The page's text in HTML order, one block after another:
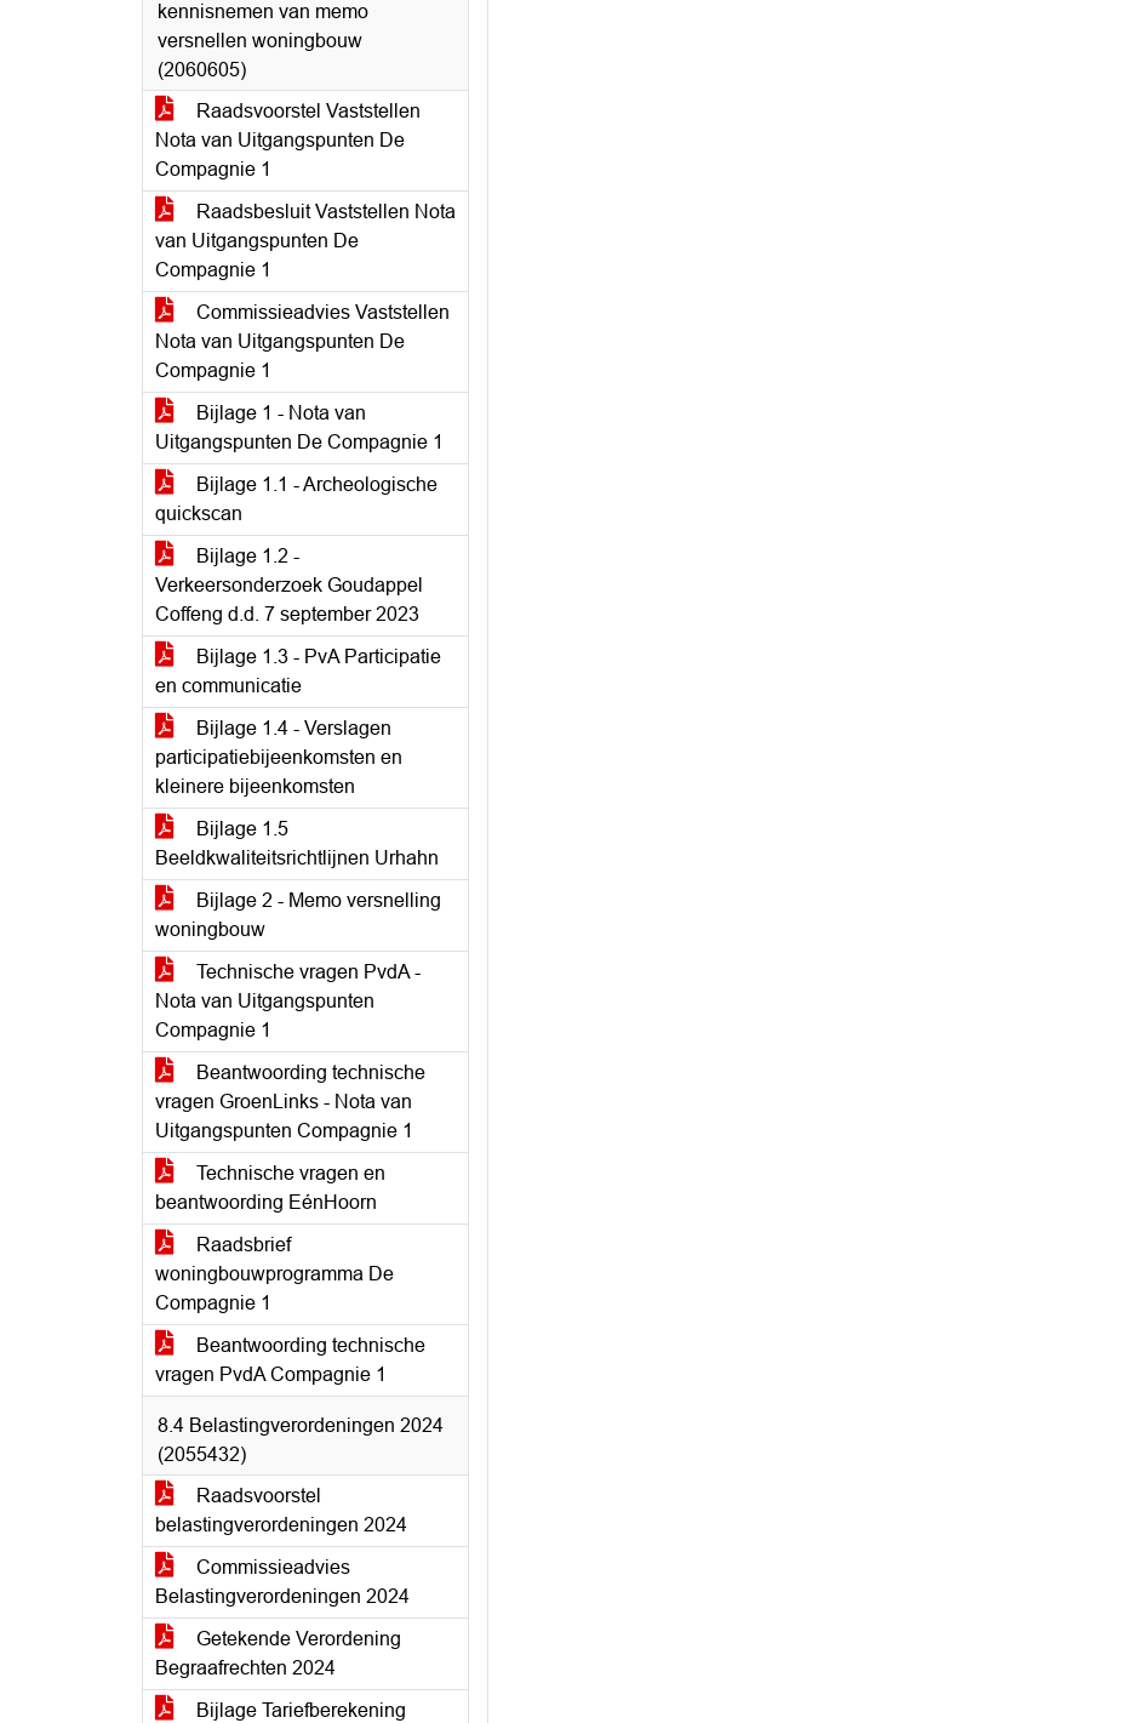
kennisnemen van memo
versnellen woningbouw
(2060605)
Raadsvoorstel Vaststellen
Nota van Uitgangspunten De
Compagnie 1
Raadsbesluit Vaststellen Nota
van Uitgangspunten De
Compagnie 1
Commissieadvies Vaststellen
Nota van Uitgangspunten De
Compagnie 1
Bijlage 1 - Nota van
Uitgangspunten De Compagnie 1
Bijlage 1.1 - Archeologische
quickscan
Bijlage 1.2 -
Verkeersonderzoek Goudappel
Coffeng d.d. 7 september 2023
Bijlage 1.3 - PvA Participatie
en communicatie
Bijlage 1.4 - Verslagen
participatiebijeenkomsten en
kleinere bijeenkomsten
Bijlage 1.5
Beeldkwaliteitsrichtlijnen Urhahn
Bijlage 2 - Memo versnelling
woningbouw
Technische vragen PvdA -
Nota van Uitgangspunten
Compagnie 1
Beantwoording technische
vragen GroenLinks - Nota van
Uitgangspunten Compagnie 1
Technische vragen en
beantwoording EénHoorn
Raadsbrief
woningbouwprogramma De
Compagnie 1
Beantwoording technische
vragen PvdA Compagnie 1
8.4 Belastingverordeningen 2024
(2055432)
Raadsvoorstel
belastingverordeningen 2024
Commissieadvies
Belastingverordeningen 2024
Getekende Verordening
Begraafrechten 2024
Bijlage Tariefberekening